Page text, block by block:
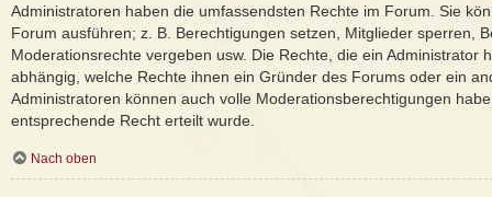
Administratoren haben die umfassendsten Rechte im Forum. Sie
Forum ausführen; z. B. Berechtigungen setzen, Mitglieder sperren,
Moderationsrechte vergeben usw. Die Rechte, die ein Administrator
abhängig, welche Rechte ihnen ein Gründer des Forums oder ein
Administratoren können auch volle Moderationsberechtigungen
entsprechende Recht erteilt wurde.
Nach oben